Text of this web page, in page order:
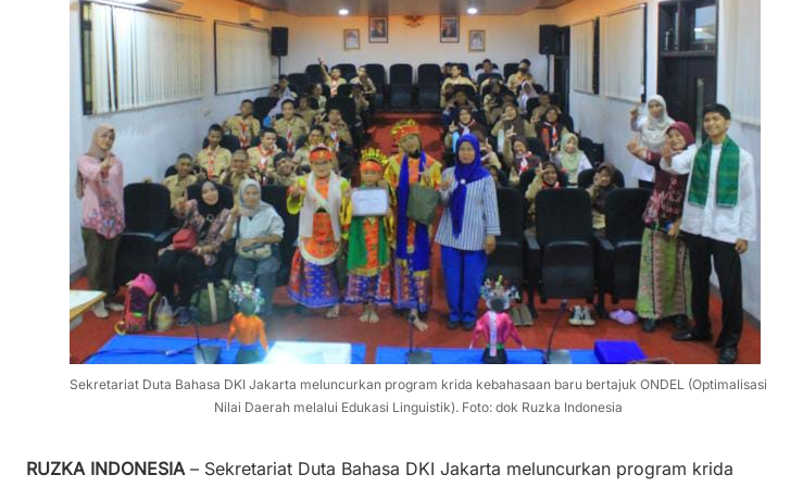
Sekretariat Duta Bahasa DKI Jakarta meluncurkan program krida kebahasaan baru bertajuk ONDEL (Optimalisasi
Nilai Daerah melalui Edukasi Linguistik). Foto: dok Ruzka Indonesia
RUZKA INDONESIA– Sekretariat Duta Bahasa DKI Jakarta meluncurkan program krida